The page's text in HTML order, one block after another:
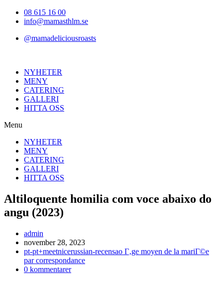
Hoppa08 615 16 00
info@mamasthlm.se
@mamadeliciousroasts
NYHETER
MENY
CATERING
GALLERI
HITTA OSS
Menu
NYHETER
MENY
CATERING
GALLERI
HITTA OSS
Altiloquente homilia com voce abaixo do
angu (2023)
Inläggsförfattare:
admin
Inlägget
publicerat:
november 28, 2023
Inläggskategori:
pt-pt+meetnicerussian-recensao Г‚ge moyen de la mariГ©e
par correspondance
Kommentarer
0 kommentarer